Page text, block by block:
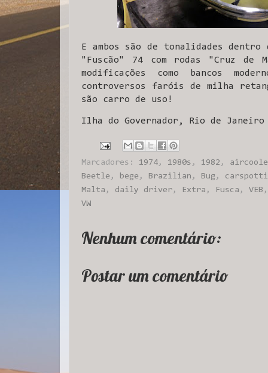
E ambos são de tonalidades
"Fuscão" 74 com rodas "Cruz de
modificações como bancos
controversos faróis de milha
são carro de uso!
Ilha do Governador, Rio de
Marcadores: 1974 , 1980s , 1982 ,
Beetle , bege , Brazilian , Bug ,
Malta , daily driver , Extra , Fusca , VEB
VW
Nenhum comentário:
Postar um comentário